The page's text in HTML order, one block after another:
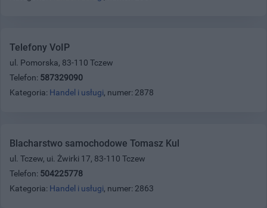
Telefony VoIP
ul. Pomorska, 83-110 Tczew
Telefon: 587329090
Kategoria: Handel i usługi, numer: 2878
Blacharstwo samochodowe Tomasz Kul
ul. Tczew, ui. Żwirki 17, 83-110 Tczew
Telefon: 504225778
Kategoria: Handel i usługi, numer: 2863